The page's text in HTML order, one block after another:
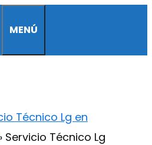
MENÚ
Técnico Lg en
Servicio Técnico Lg